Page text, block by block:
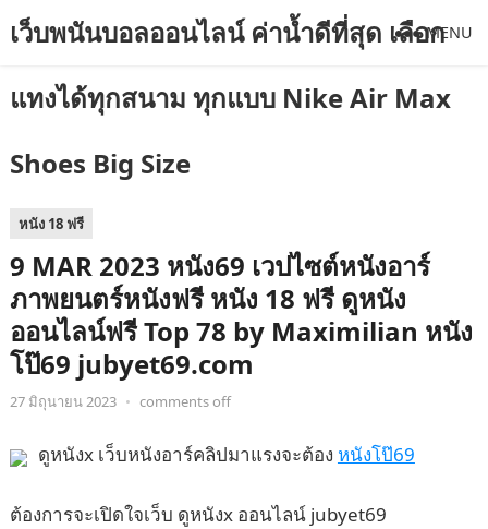
เว็บพนันบอลออนไลน์ ค่าน้ำดีที่สุด เลือก
แทงได้ทุกสนาม ทุกแบบ Nike Air Max
Shoes Big Size
MENU
หนัง 18 ฟรี
9 MAR 2023 หนัง69 เวปไซต์หนังอาร์
ภาพยนตร์หนังฟรี หนัง 18 ฟรี ดูหนัง
ออนไลน์ฟรี Top 78 by Maximilian หนัง
โป๊69 jubyet69.com
27 มิถุนายน 2023 • comments off
ดูหนังx เว็บหนังอาร์คลิปมาแรงจะต้อง หนังโป๊69
ต้องการจะเปิดใจเว็บ ดูหนังx ออนไลน์ jubyet69